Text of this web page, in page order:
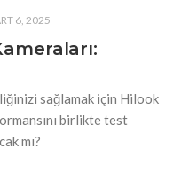
6, 2025
sağlamak için Hilook
birlikte test
mı?